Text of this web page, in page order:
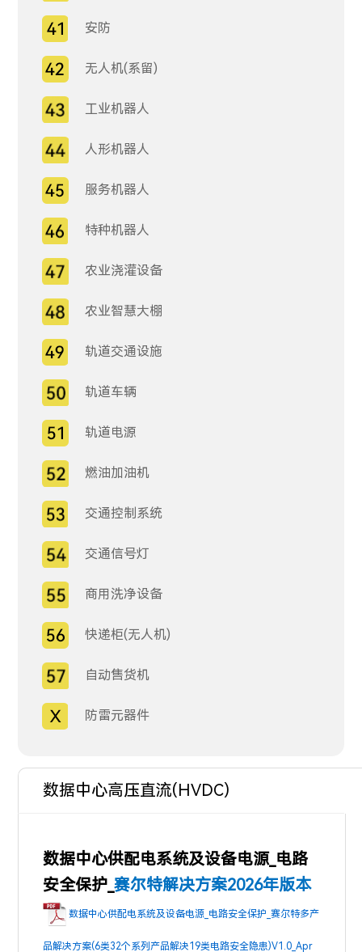
安防
无人机(系留)
工业机器人
人形机器人
服务机器人
特种机器人
农业浇灌设备
农业智慧大棚
轨道交通设施
轨道车辆
轨道电源
燃油加油机
交通控制系统
交通信号灯
商用洗净设备
快递柜(无人机)
自动售货机
防雷元器件
数据中心高压直流(HVDC)
数据中心供配电系统及设备电源_电路
安全保护_赛尔特解决方案2026年版本
数据中心供配电系统及设备电源_电路安全保护_赛尔特多产
品解决方案(6类32个系列产品解决19类电路安全隐患)V1.0_Apr